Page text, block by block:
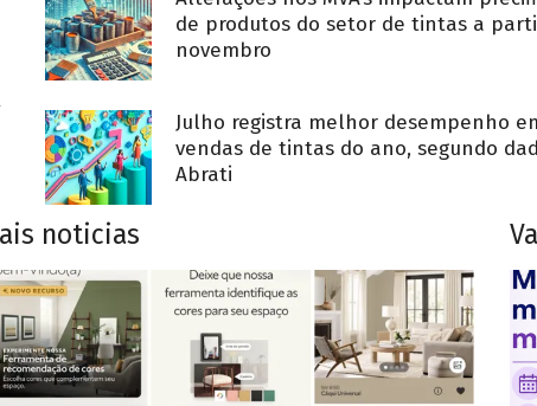
de produtos do setor de tintas a
novembro
Julho registra melhor desempenho
vendas de tintas do ano, segundo
Abrati
noticias